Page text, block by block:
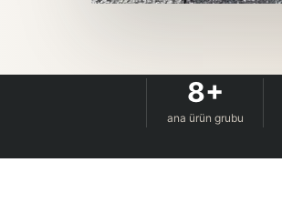
8+
ana ürün grubu